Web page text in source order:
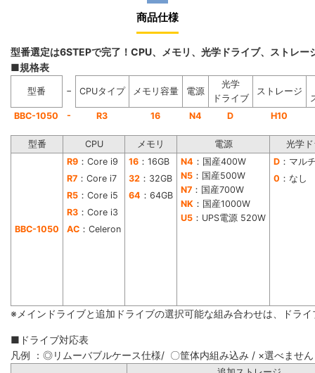
商品仕様
型番選定は6STEPで完了！CPU、メモリ、光学ドライブ、ストレ
■規格表
型番 − CPUタイプ メモリ容量 電源
光学
ドライブ
ストレージ
BBC-1050
- R3 16 N4 D H10
型番 CPU メモリ 電源 光学
BBC-1050
R9 ：Core i9 16 ：16GB N4 ：国産400W
N5 ：国産500W
N7 ：国産700W
NK ：国産1000W
U5 ：UPS電源 520W
D ：マル
R7 ：Core i7 32 ：32GB 0 ：なし
R5 ：Core i5 64 ：64GB
R3 ：Core i3
AC ：Celeron
※メインドライブと追加ドライブの選択可能な組み合わせは、ドラ
■ドライブ対応表
凡例 ：◎リムーバブルケース仕様/ 〇筐体内組み込み / ×選べません